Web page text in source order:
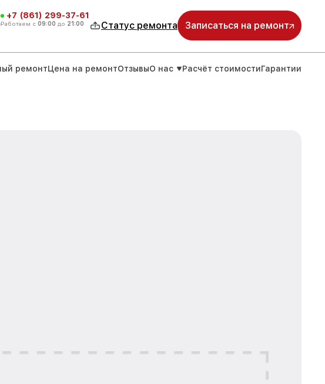
+7 (861) 299-37-61
Работаем с 09:00 до 21:00 Статус ремонта Записаться на ремонт
ремонтЦена на ремонтОтзывыО нас Расчёт стоимостиГарантии